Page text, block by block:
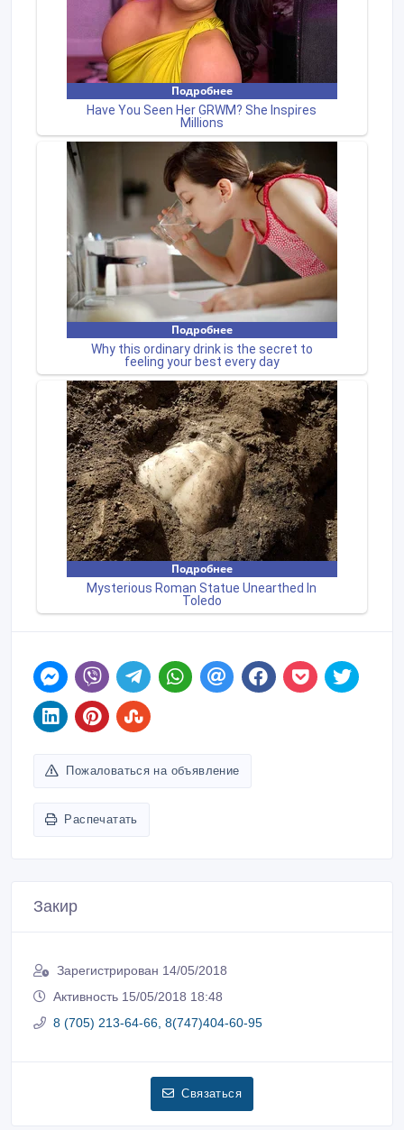
Пожаловаться на объявление
Распечатать
Закир
Зарегистрирован 14/05/2018
Активность 15/05/2018 18:48
8 (705) 213-64-66, 8(747)404-60-95
Связаться